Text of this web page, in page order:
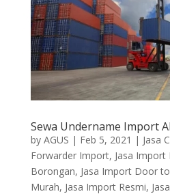
Sewa Undername Import
by AGUS | Feb 5, 2021 | Jasa
Forwarder Import, Jasa Import
Borongan, Jasa Import Door
Murah, Jasa Import Resmi,